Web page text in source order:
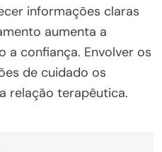
informações claras
aumenta a
a confiança. Envolver os
de cuidado os
relação terapêutica.